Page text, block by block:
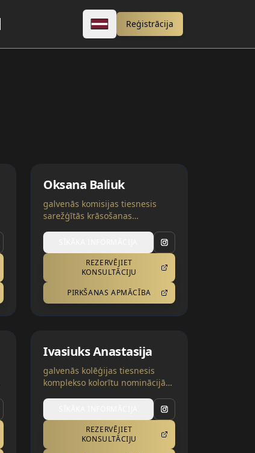
AI tulkojumā var būt kļūdas
Reģistrācija
Oksana Baliuk
galvenās komisijas tiesnesis
sarežģītās krāsošanas
REZERVĒJIET
KONSULTĀCIJU
PIRKŠANAS APMĀCĪBA
Ivasiuks Anastasija
galvenās kolēģijas tiesnesis
komplekso kolorītu nominācijās
REZERVĒJIET
KONSULTĀCIJU